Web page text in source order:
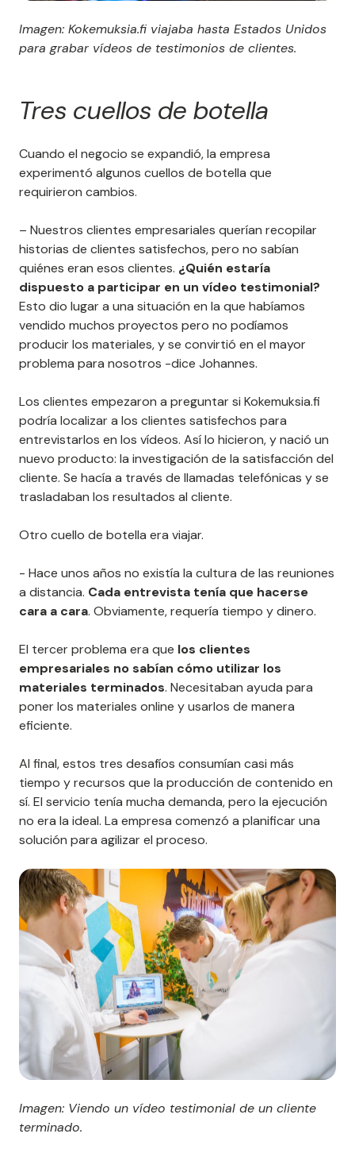
Imagen: Kokemuksia.fi viajaba hasta Estados Unidos
para grabar vídeos de testimonios de clientes.
Tres cuellos de botella
Cuando el negocio se expandió, la empresa
experimentó algunos cuellos de botella que
requirieron cambios.
– Nuestros clientes empresariales querían recopilar
historias de clientes satisfechos, pero no sabían
quiénes eran esos clientes. ¿Quién estaría
dispuesto a participar en un vídeo testimonial?
Esto dio lugar a una situación en la que habíamos
vendido muchos proyectos pero no podíamos
producir los materiales, y se convirtió en el mayor
problema para nosotros -dice Johannes.
Los clientes empezaron a preguntar si Kokemuksia.fi
podría localizar a los clientes satisfechos para
entrevistarlos en los vídeos. Así lo hicieron, y nació un
nuevo producto: la investigación de la satisfacción del
cliente. Se hacía a través de llamadas telefónicas y se
trasladaban los resultados al cliente.
Otro cuello de botella era viajar.
- Hace unos años no existía la cultura de las reuniones
a distancia. Cada entrevista tenía que hacerse
cara a cara. Obviamente, requería tiempo y dinero.
El tercer problema era que los clientes
empresariales no sabían cómo utilizar los
materiales terminados. Necesitaban ayuda para
poner los materiales online y usarlos de manera
eficiente.
Al final, estos tres desafíos consumían casi más
tiempo y recursos que la producción de contenido en
sí. El servicio tenía mucha demanda, pero la ejecución
no era la ideal. La empresa comenzó a planificar una
solución para agilizar el proceso.
Imagen: Viendo un vídeo testimonial de un cliente
terminado.